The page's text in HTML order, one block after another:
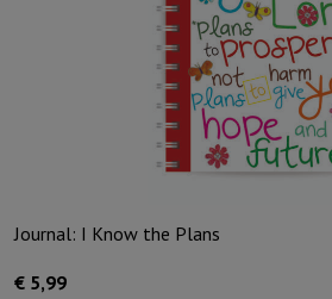
Journal: I Know the Plans
€ 5,99